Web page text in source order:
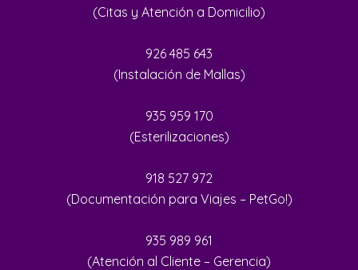
(Citas y Atención a Domicilio)
926 485 643
(Instalación de Mallas)
935 959 170
(Esterilizaciones)
918 527 972
(Documentación para Viajes – PetGo!)
935 989 961
(Atención al Cliente – Gerencia)